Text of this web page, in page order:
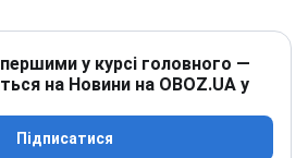
у курсі головного —
на Новини на OBOZ.UA у
Підписатися